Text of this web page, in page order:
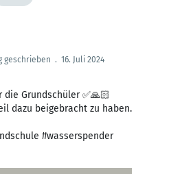
geschrieben . 16. Juli 2024
Grundschüler ✅🙏🏻
dazu beigebracht zu haben.
#wasserspender